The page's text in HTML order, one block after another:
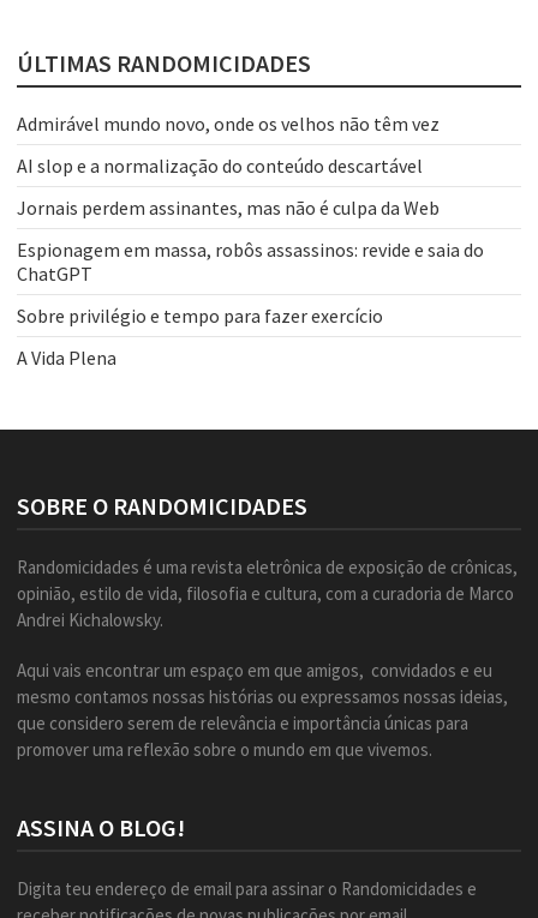
ÚLTIMAS RANDOMICIDADES
Admirável mundo novo, onde os velhos não têm vez
AI slop e a normalização do conteúdo descartável
Jornais perdem assinantes, mas não é culpa da Web
Espionagem em massa, robôs assassinos: revide e saia do
ChatGPT
Sobre privilégio e tempo para fazer exercício
A Vida Plena
SOBRE O RANDOMICIDADES
Randomicidades é uma revista eletrônica de exposição de crônicas,
opinião, estilo de vida, filosofia e cultura, com a curadoria de Marco
Andrei Kichalowsky.
Aqui vais encontrar um espaço em que amigos, convidados e eu
mesmo contamos nossas histórias ou expressamos nossas ideias,
que considero serem de relevância e importância únicas para
promover uma reflexão sobre o mundo em que vivemos.
ASSINA O BLOG!
Digita teu endereço de email para assinar o Randomicidades e